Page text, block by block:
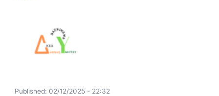
Published: 02/12/2025 - 22:32